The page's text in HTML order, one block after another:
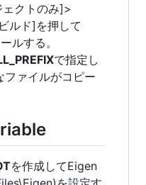
クトのみ]>
ルド]を押して
ルする。
で指定し
ファイルがコピー
を作成してEigen